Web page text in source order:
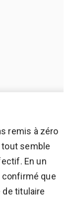
remis à zéro
semble
En un
confirmé que
de titulaire